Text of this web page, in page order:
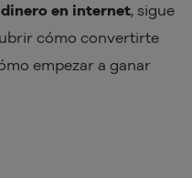
en internet, sigue
cómo convertirte
empezar a ganar